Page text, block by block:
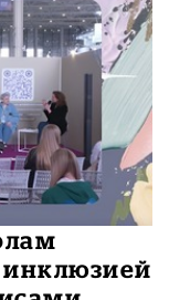
инклюзией